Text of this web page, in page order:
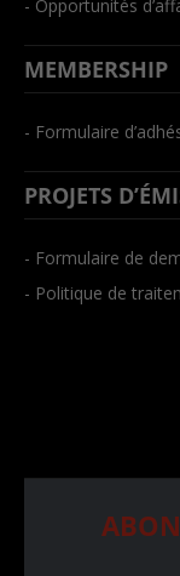
- Opportunités
MEMBERSHIP
- Formulaire
PROJETS
- Formulaire de
- Politique de